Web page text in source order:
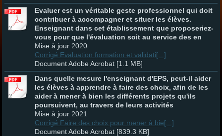
Evaluer est un véritable geste professionnel qui doit
contribuer à accompagner et situer les élèves.
Enseignant dans cet établissement que proposeriez-
vous pour que l'évaluation soit au service des en
Mise à jour 2020
Corrigé Evaluation formation et validati[...]
Document Adobe Acrobat [1.1 MB]
Dans quelle mesure l'enseignant d'EPS, peut-il aider
les élèves à apprendre à faire des choix, afin de les
aider à mener à bien les différents projets qu'ils
poursuivent, au travers de leurs activités
Mise à jour 2021
Corrigé Faire des choix pour mener à bie[...]
Document Adobe Acrobat [839.3 KB]